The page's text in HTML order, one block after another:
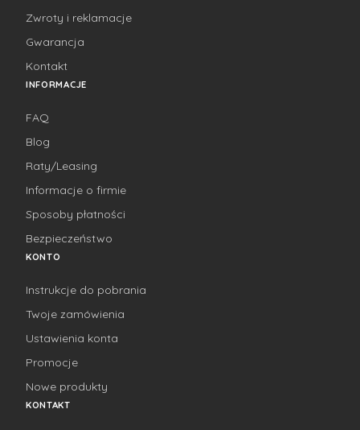
Zwroty i reklamacje
Gwarancja
Kontakt
INFORMACJE
FAQ
Blog
Raty/Leasing
Informacje o firmie
Sposoby płatności
Bezpieczeństwo
KONTO
Instrukcje do pobrania
Twoje zamówienia
Ustawienia konta
Promocje
Nowe produkty
KONTAKT